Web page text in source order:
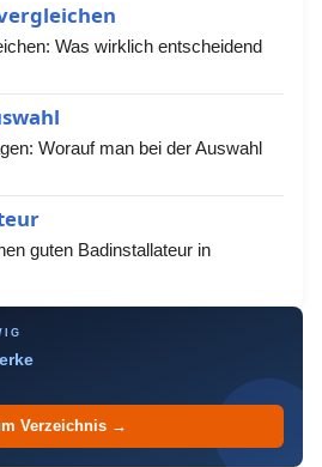
Was wirklich entscheidend
Worauf man bei der Auswahl
guten Badinstallateur in
Verzeichnis →